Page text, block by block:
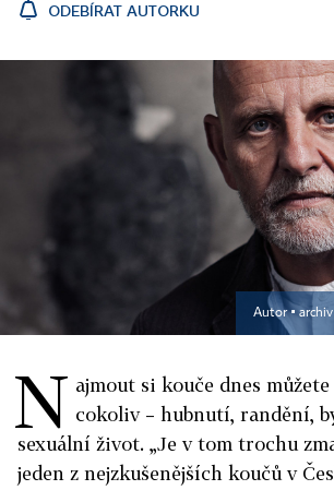
ODEBÍRAT AUTORKU
Autor ▪
N ajmout si kouče dnes
cokoliv – hubnutí, randění,
sexuální život. „Je v tom trochu
jeden z nejzkušenějších koučů v